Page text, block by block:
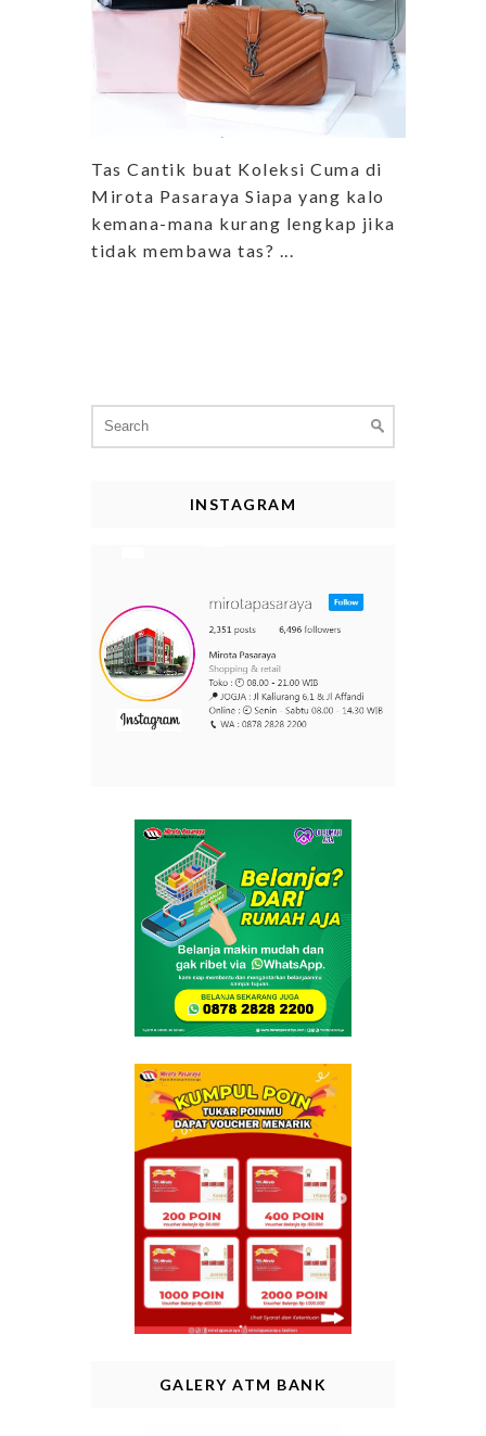
Tas Cantik buat Koleksi Cuma di
Mirota Pasaraya Siapa yang kalo
kemana-mana kurang lengkap jika
tidak membawa tas? ...
for:
INSTAGRAM
GALERY ATM BANK